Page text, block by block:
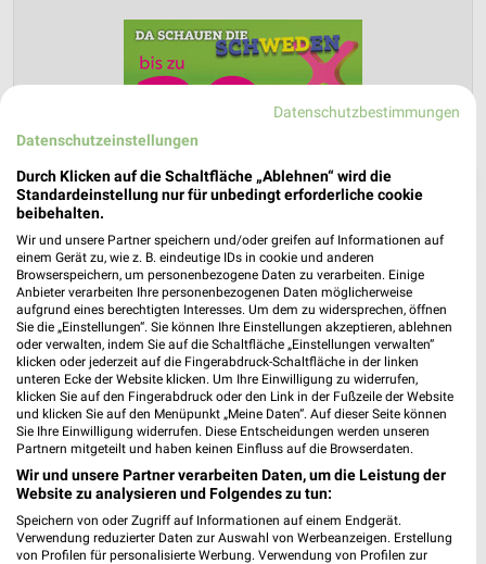
mömax Prospekt für Hannover ab Mo.
den 03.08.
Trendbonus
📅 Kalendereintrag erstellen
Datenschutzbestimmungen
Datenschutzeinstellungen
Durch Klicken auf die Schaltfläche „Ablehnen“ wird die
Standardeinstellung nur für unbedingt erforderliche cookie
beibehalten.
Wir und unsere Partner speichern und/oder greifen auf Informationen auf
einem Gerät zu, wie z. B. eindeutige IDs in cookie und anderen
Browserspeichern, um personenbezogene Daten zu verarbeiten. Einige
Anbieter verarbeiten Ihre personenbezogenen Daten möglicherweise
aufgrund eines berechtigten Interesses. Um dem zu widersprechen, öffnen
Sie die „Einstellungen“. Sie können Ihre Einstellungen akzeptieren, ablehnen
oder verwalten, indem Sie auf die Schaltfläche „Einstellungen verwalten“
klicken oder jederzeit auf die Fingerabdruck-Schaltfläche in der linken
unteren Ecke der Website klicken. Um Ihre Einwilligung zu widerrufen,
klicken Sie auf den Fingerabdruck oder den Link in der Fußzeile der Website
und klicken Sie auf den Menüpunkt „Meine Daten“. Auf dieser Seite können
Sie Ihre Einwilligung widerrufen. Diese Entscheidungen werden unseren
Partnern mitgeteilt und haben keinen Einfluss auf die Browserdaten.
Wir und unsere Partner verarbeiten Daten, um die Leistung der
Website zu analysieren und Folgendes zu tun:
Speichern von oder Zugriff auf Informationen auf einem Endgerät.
Verwendung reduzierter Daten zur Auswahl von Werbeanzeigen. Erstellung
von Profilen für personalisierte Werbung. Verwendung von Profilen zur